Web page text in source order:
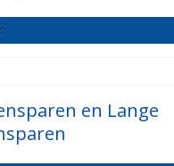
en Lange